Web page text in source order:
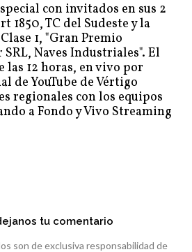
con invitados en sus 2
1850, TC del Sudeste y la
1, "Gran Premio
Naves Industriales". El
12 horas, en vivo por
de YouTube de Vértigo
regionales con los equipos
a Fondo y Vivo Streaming
tu comentario
son de exclusiva responsabilidad de